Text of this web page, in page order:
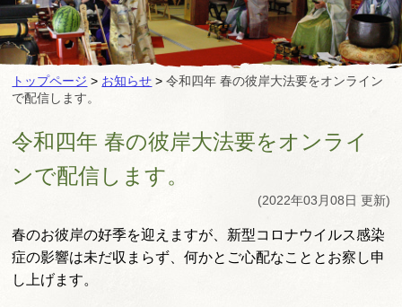
トップページ > お知らせ >令和四年 春の彼岸大法要をオンライン
で配信します。
令和四年 春の彼岸大法要をオンライ
ンで配信します。
(2022年03月08日 更新)
春のお彼岸の好季を迎えますが、新型コロナウイルス感染
症の影響は未だ収まらず、何かとご心配なこととお察し申
し上げます。